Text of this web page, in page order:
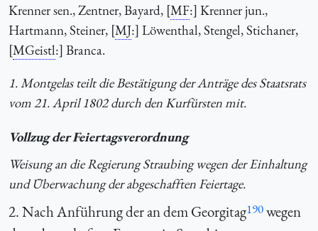
Krenner sen., Zentner, Bayard, [MF:] Krenner jun.,
Hartmann, Steiner, [MJ:] Löwenthal, Stengel, Stichaner,
[MGeistl:] Branca.
1. Montgelas teilt die Bestätigung der Anträge des Staatsrats
vom 21. April 1802 durch den Kurfürsten mit.
Vollzug der Feiertagsverordnung
Weisung an die Regierung Straubing wegen der Einhaltung
und Überwachung der abgeschafften Feiertage.
2. Nach Anführung der an dem Georgitag190wegen